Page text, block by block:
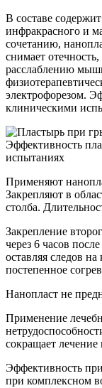
В составе
инфракрасного и
сочетанию,
снимает
расслаблению
электрофорезом.
клиническими
Эффективность
испытаниях
Применяют
Закрепляют в
столба.
Закрепление
через 6 часов
оставляя следов
постепенное
Нанопласт не
Применение
сокращает
Эффективность
при комплексном